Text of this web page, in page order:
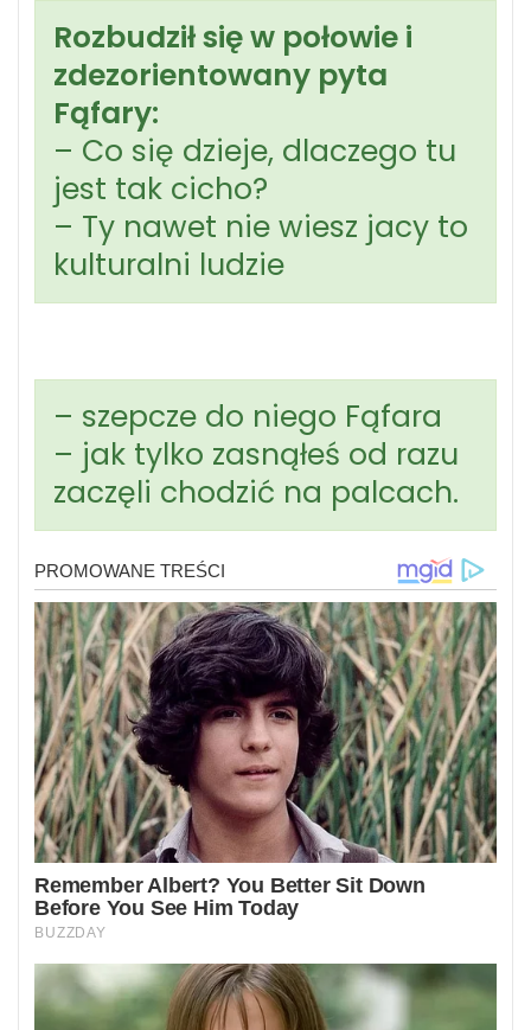
Rozbudził się w połowie i
zdezorientowany pyta
Fąfary:
– Co się dzieje, dlaczego tu
jest tak cicho?
– Ty nawet nie wiesz jacy to
kulturalni ludzie
– szepcze do niego Fąfara
– jak tylko zasnąłeś od razu
zaczęli chodzić na palcach.